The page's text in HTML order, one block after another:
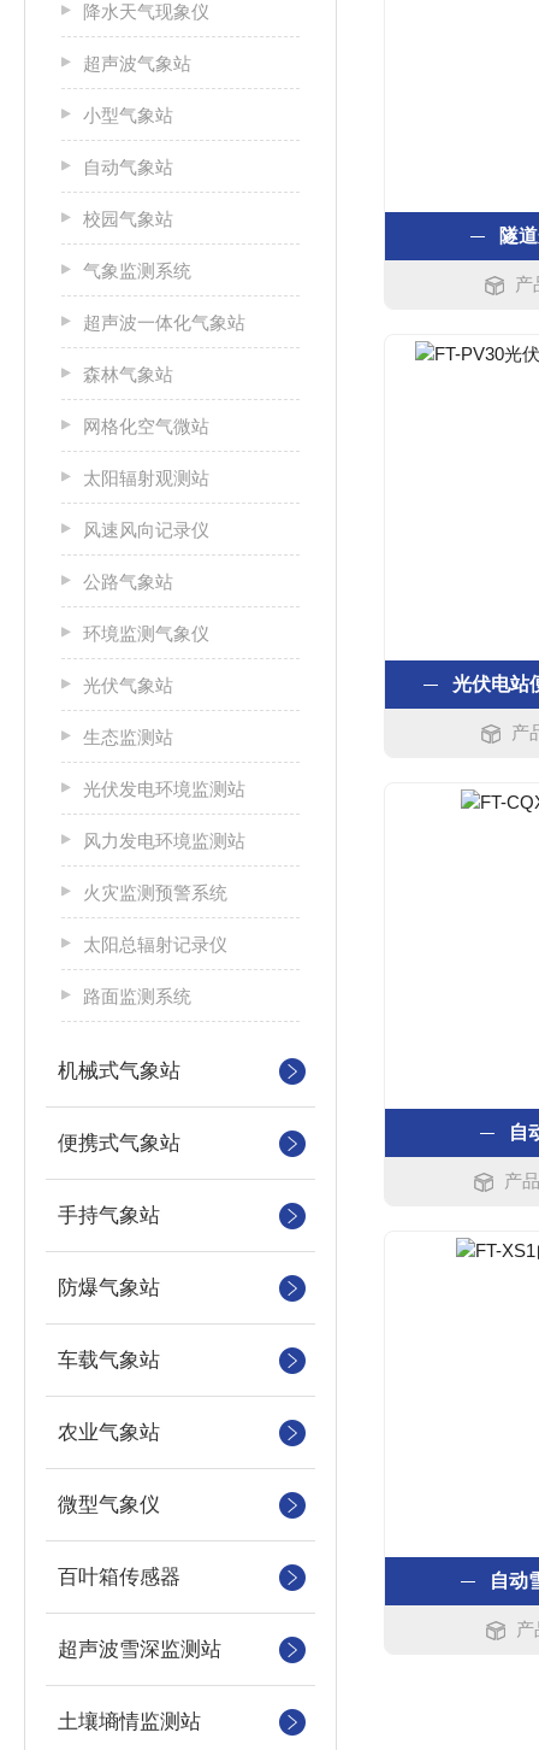
降水天气现象仪
超声波气象站
小型气象站
自动气象站
校园气象站
气象监测系统
超声波一体化气象站
森林气象站
网格化空气微站
太阳辐射观测站
风速风向记录仪
公路气象站
环境监测气象仪
光伏气象站
生态监测站
光伏发电环境监测站
风力发电环境监测站
火灾监测预警系统
太阳总辐射记录仪
路面监测系统
机械式气象站
便携式气象站
手持气象站
防爆气象站
车载气象站
农业气象站
微型气象仪
百叶箱传感器
超声波雪深监测站
土壤墒情监测站
隧
产
光伏电站
产
自
产
自动
产